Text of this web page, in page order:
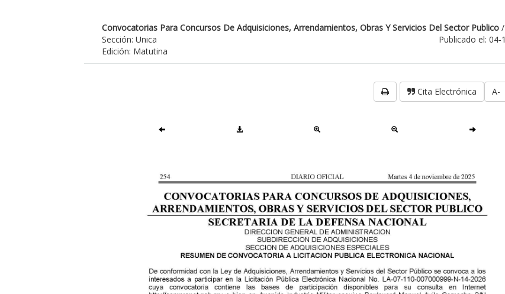
Convocatorias Para Concursos De Adquisiciones, Arrendamientos, Obras Y Servicios Del Sector Publico /
Publicado el: 04-
Sección: Unica
Edición: Matutina
A-
Cita Electrónica